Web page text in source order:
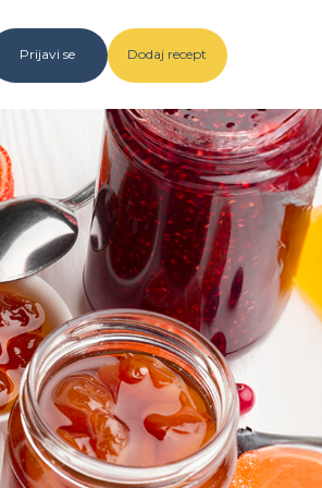
Prijavi se Dodaj recept